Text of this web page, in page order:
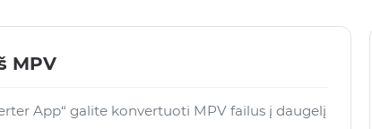
MPV
App“ galite konvertuoti MPV failus į daugelį